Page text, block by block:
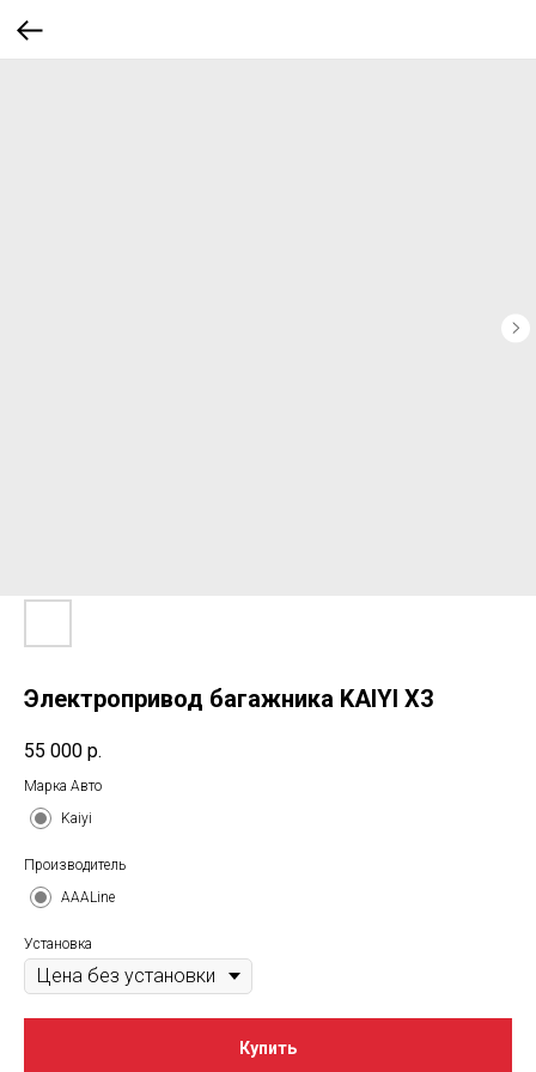
Электропривод багажника KAIYI X3
55 000 р.
Марка Авто
Kaiyi
Производитель
AAALine
Установка
Купить